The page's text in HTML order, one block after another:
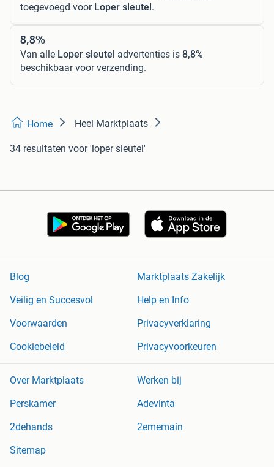
toegevoegd voor Loper sleutel.
8,8%
Van alle Loper sleutel advertenties is 8,8%
beschikbaar voor verzending.
Home Heel Marktplaats
34 resultaten voor 'loper sleutel'
Blog
Marktplaats Zakelijk
Veilig en Succesvol
Help en Info
Voorwaarden
Privacyverklaring
Cookiebeleid
Privacyvoorkeuren
Over Marktplaats
Werken bij
Perskamer
Adevinta
2dehands
2ememain
Sitemap